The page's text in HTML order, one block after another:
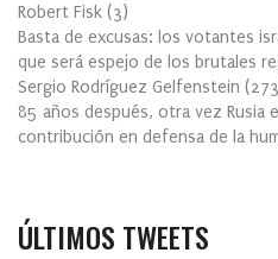
Robert Fisk (3)
Basta de excusas: los votantes
que será espejo de los brutales
Sergio Rodríguez Gelfenstein (273
85 años después, otra vez Rusia
contribución en defensa de la
ÚLTIMOS TWEETS